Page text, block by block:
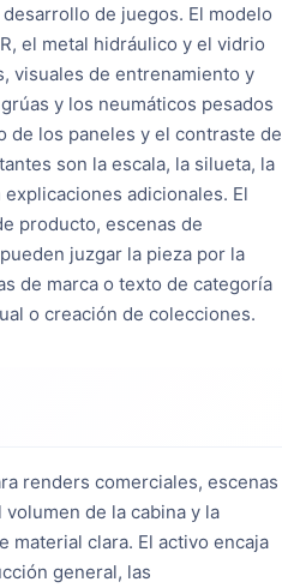
de juegos. El modelo
el metal hidráulico y el vidrio
visuales de entrenamiento y
y los neumáticos pesados
de los paneles y el contraste de
son la escala, la silueta, la
adicionales. El
producto, escenas de
juzgar la pieza por la
de marca o texto de categoría
o creación de colecciones.
renders comerciales, escenas
de la cabina y la
clara. El activo encaja
general, las